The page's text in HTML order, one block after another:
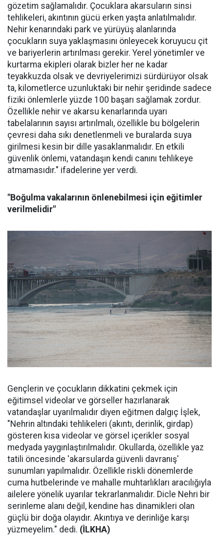
gözetim sağlamalıdır. Çocuklara akarsuların sinsi
tehlikeleri, akıntının gücü erken yaşta anlatılmalıdır.
Nehir kenarındaki park ve yürüyüş alanlarında
çocukların suya yaklaşmasını önleyecek koruyucu çit
ve bariyerlerin artırılması gerekir. Yerel yönetimler ve
kurtarma ekipleri olarak bizler her ne kadar
teyakkuzda olsak ve devriyelerimizi sürdürüyor olsak
ta, kilometlerce uzunluktaki bir nehir şeridinde sadece
fiziki önlemlerle yüzde 100 başarı sağlamak zordur.
Özellikle nehir ve akarsu kenarlarında uyarı
tabelalarının sayısı artırılmalı, özellikle bu bölgelerin
çevresi daha sıkı denetlenmeli ve buralarda suya
girilmesi kesin bir dille yasaklanmalıdır. En etkili
güvenlik önlemi, vatandaşın kendi canını tehlikeye
atmamasıdır." ifadelerine yer verdi.
"Boğulma vakalarının önlenebilmesi için eğitimler
verilmelidir"
Gençlerin ve çocukların dikkatini çekmek için
eğitimsel videolar ve görseller hazırlanarak
vatandaşlar uyarılmalıdır diyen eğitmen dalgıç İşlek,
"Nehrin altındaki tehlikeleri (akıntı, derinlik, girdap)
gösteren kısa videolar ve görsel içerikler sosyal
medyada yaygınlaştırılmalıdır. Okullarda, özellikle yaz
tatili öncesinde 'akarsularda güvenli davranış'
sunumları yapılmalıdır. Özellikle riskli dönemlerde
cuma hutbelerinde ve mahalle muhtarlıkları aracılığıyla
ailelere yönelik uyarılar tekrarlanmalıdır. Dicle Nehri bir
serinleme alanı değil, kendine has dinamikleri olan
güçlü bir doğa olayıdır. Akıntıya ve derinliğe karşı
yüzmeyelim." dedi. (İLKHA)